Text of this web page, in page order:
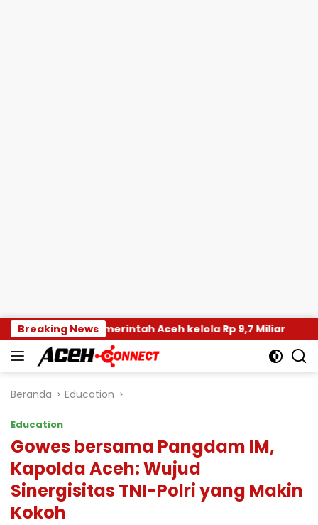
Langsung
ke
konten
Breaking News
Pemerintah Aceh kelola Rp 9,7 Miliar Disdik
Beranda Education
Education
Gowes bersama Pangdam IM,
Kapolda Aceh: Wujud
Sinergisitas TNI-Polri yang Makin
Kokoh